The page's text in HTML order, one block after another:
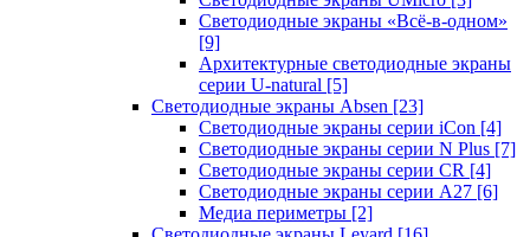
Светодиодные экраны «Всё-в-одном»
[9]
Архитектурные светодиодные экраны
серии U-natural [5]
Светодиодные экраны Absen [23]
Светодиодные экраны серии iCon [4]
Светодиодные экраны серии N Plus [7]
Светодиодные экраны серии CR [4]
Светодиодные экраны серии А27 [6]
Медиа периметры [2]